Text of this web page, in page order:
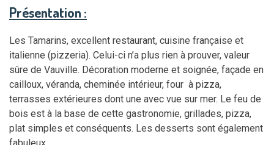
Présentation :
Les Tamarins, excellent restaurant, cuisine française et
italienne (pizzeria). Celui-ci n’a plus rien à prouver, valeur
sûre de Vauville. Décoration moderne et soignée, façade en
cailloux, véranda, cheminée intérieur, four à pizza,
terrasses extérieures dont une avec vue sur mer. Le feu de
bois est à la base de cette gastronomie, grillades, pizza,
plat simples et conséquents. Les desserts sont également